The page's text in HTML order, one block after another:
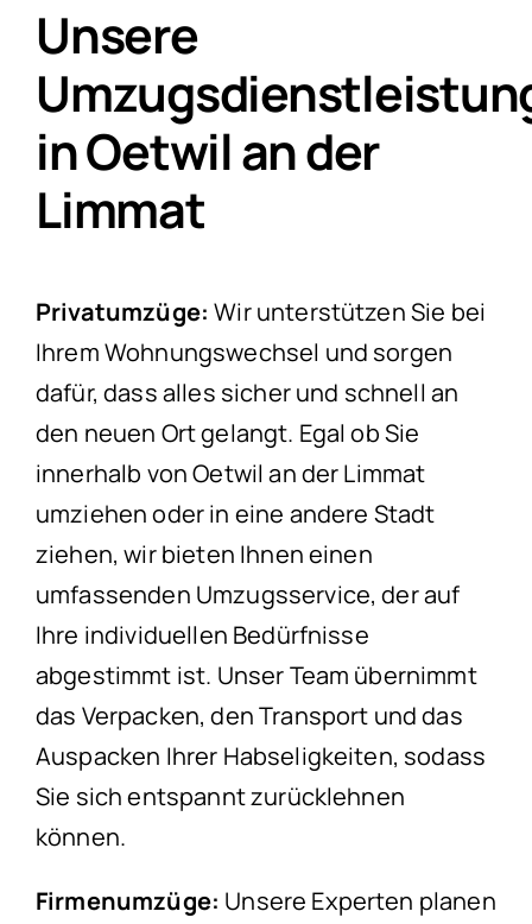
Unsere
in Oetwil an der
Limmat
Privatumzüge: Wir unterstützen Sie bei
Ihrem Wohnungswechsel und sorgen
dafür, dass alles sicher und schnell an
den neuen Ort gelangt. Egal ob Sie
innerhalb von Oetwil an der Limmat
umziehen oder in eine andere Stadt
ziehen, wir bieten Ihnen einen
umfassenden Umzugsservice, der auf
Ihre individuellen Bedürfnisse
abgestimmt ist. Unser Team übernimmt
das Verpacken, den Transport und das
Auspacken Ihrer Habseligkeiten, sodass
Sie sich entspannt zurücklehnen
können.
Firmenumzüge: Unsere Experten planen